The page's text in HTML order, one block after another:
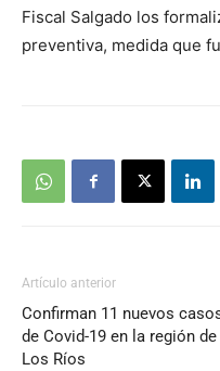
Fiscal Salgado los
preventiva, medida que
Artículo anterior
Confirman 11 nuevos
de Covid-19 en la región de
Los Ríos